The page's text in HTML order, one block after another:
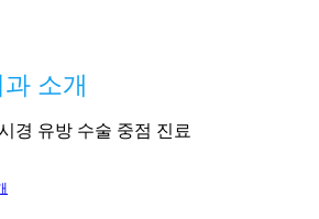
소개
경 유방 수술 중점 진료